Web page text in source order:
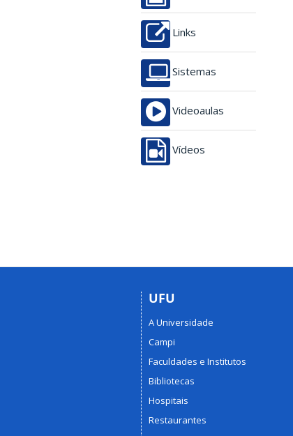
Links
Sistemas
Videoaulas
Vídeos
UFU
A Universidade
Campi
Faculdades e Institutos
Bibliotecas
Hospitais
Restaurantes